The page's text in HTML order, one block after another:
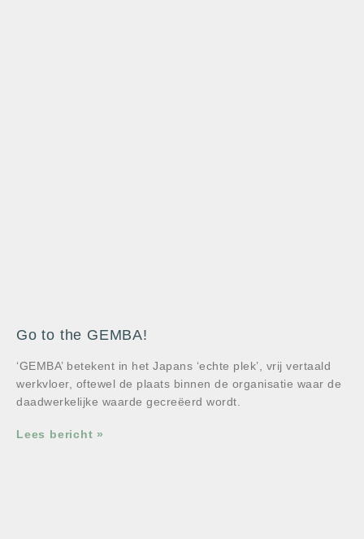
Go to the GEMBA!
‘GEMBA’ betekent in het Japans ‘echte plek’, vrij vertaald
werkvloer, oftewel de plaats binnen de organisatie waar de
daadwerkelijke waarde gecreëerd wordt.
Lees bericht »